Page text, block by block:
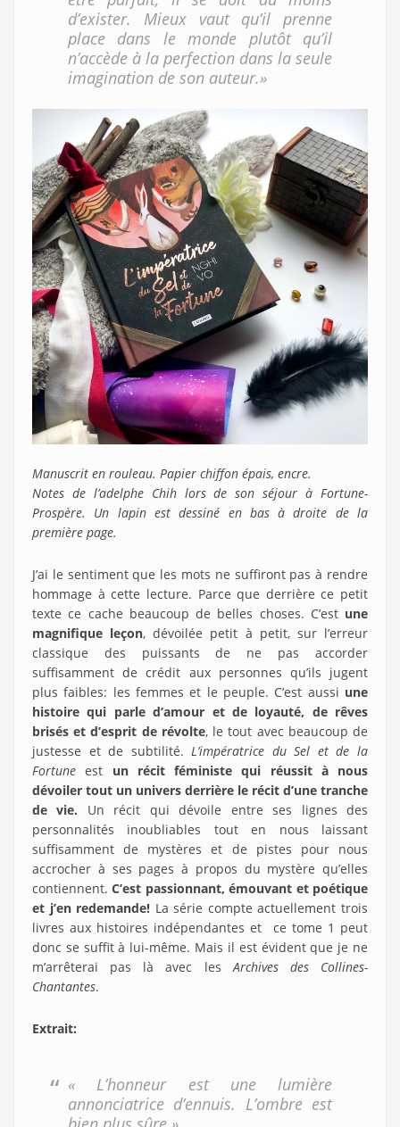
d’exister. Mieux vaut qu’il prenne
place dans le monde plutôt qu’il
n’accède à la perfection dans la seule
imagination de son auteur.»
Manuscrit en rouleau. Papier chiffon épais, encre.
Notes de l’adelphe Chih lors de son séjour à Fortune-
Prospère. Un lapin est dessiné en bas à droite de la
première page.
J’ai le sentiment que les mots ne suffiront pas à rendre
hommage à cette lecture. Parce que derrière ce petit
texte ce cache beaucoup de belles choses. C’est une
magnifique leçon, dévoilée petit à petit, sur l’erreur
classique des puissants de ne pas accorder
suffisamment de crédit aux personnes qu’ils jugent
plus faibles: les femmes et le peuple. C’est aussi une
histoire qui parle d’amour et de loyauté, de rêves
brisés et d’esprit de révolte, le tout avec beaucoup de
justesse et de subtilité.L’impératrice du Sel et de la
Fortuneest un récit féministe qui réussit à nous
dévoiler tout un univers derrière le récit d’une tranche
de vie. Un récit qui dévoile entre ses lignes des
personnalités inoubliables tout en nous laissant
suffisamment de mystères et de pistes pour nous
accrocher à ses pages à propos du mystère qu’elles
contiennent.C’est passionnant, émouvant et poétique
et j’en redemande! La série compte actuellement trois
livres aux histoires indépendantes et ce tome 1 peut
donc se suffit à lui-même. Mais il est évident que je ne
m’arrêterai pas là avec lesArchives des Collines-
Chantantes.
Extrait:
« L’honneur est une lumière
annonciatrice d’ennuis. L’ombre est